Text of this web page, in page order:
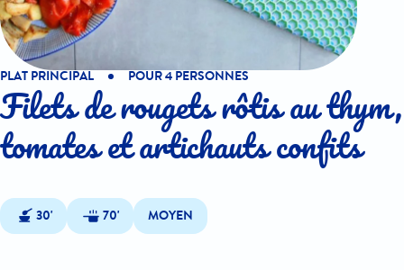
PLAT PRINCIPAL POUR 4 PERSONNES
Filets de rougets rôtis au thym,
tomates et artichauts confits
30' 70' MOYEN